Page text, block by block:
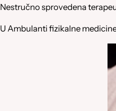
Nestručno sprovedena
U Ambulanti fizikalne